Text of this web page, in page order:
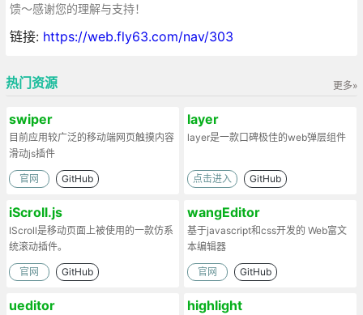
馈～感谢您的理解与支持！
链接: https://web.fly63.com/nav/303
更多»
热门资源
swiper
目前应用较广泛的移动端网页触摸内容
滑动js插件
官网 GitHub
layer
layer是一款口碑极佳的web弹层组件
点击进入 GitHub
iScroll.js
IScroll是移动页面上被使用的一款仿系
统滚动插件。
官网 GitHub
wangEditor
基于javascript和css开发的 Web富文
本编辑器
官网 GitHub
ueditor highlight